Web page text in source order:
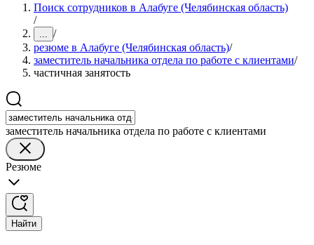
Поиск сотрудников в Алабуге (Челябинская область)
/
... /
резюме в Алабуге (Челябинская область)/
заместитель начальника отдела по работе с клиентами/
частичная занятость
заместитель начальника отдела по работе с клиентами
Резюме
Найти